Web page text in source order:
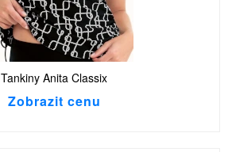
Tankiny Anita Classix
Zobrazit cenu